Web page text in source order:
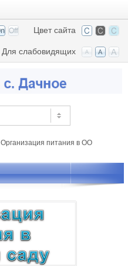
Цвет сайта
Для слабовидящих
Организация питания в ОО